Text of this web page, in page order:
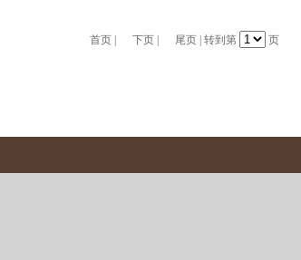
首页 下页 尾页 | 转到第 页